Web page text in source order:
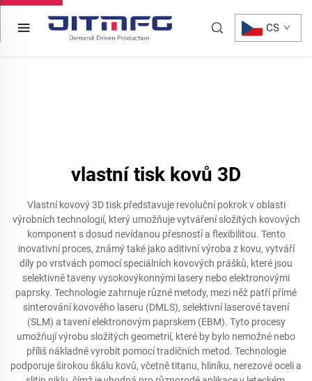
CS
vlastní tisk kovů 3D
Vlastní kovový 3D tisk představuje revoluční pokrok v oblasti
výrobních technologií, který umožňuje vytváření složitých kovových
komponent s dosud nevídanou přesností a flexibilitou. Tento
inovativní proces, známý také jako aditivní výroba z kovu, vytváří
díly po vrstvách pomocí speciálních kovových prášků, které jsou
selektivně taveny vysokovýkonnými lasery nebo elektronovými
paprsky. Technologie zahrnuje různé metody, mezi něž patří přímé
sinterování kovového laseru (DMLS), selektivní laserové tavení
(SLM) a tavení elektronovým paprskem (EBM). Tyto procesy
umožňují výrobu složitých geometrií, které by bylo nemožné nebo
příliš nákladné vyrobit pomocí tradičních metod. Technologie
podporuje širokou škálu kovů, včetně titanu, hliníku, nerezové oceli a